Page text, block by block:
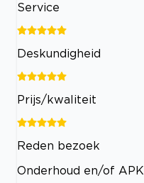
Service
Deskundigheid
Prijs/kwaliteit
Reden bezoek
Onderhoud en/of APK